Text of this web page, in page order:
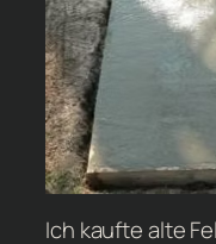
Ich kaufte alte